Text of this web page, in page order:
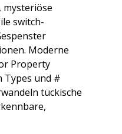
mysteriöse
switch-
Moderne
Property
Types und #
tückische